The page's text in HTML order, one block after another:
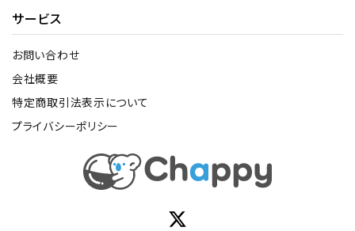
サービス
お問い合わせ
会社概要
特定商取引法表示について
プライバシーポリシー